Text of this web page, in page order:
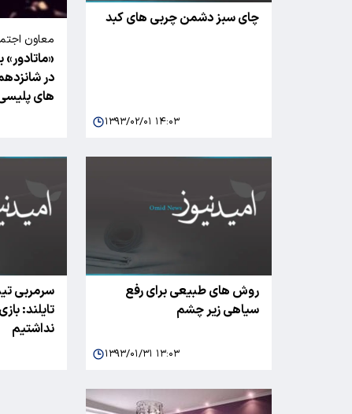
چای سبز دشمن چربی های کبد
۱۳۹۳/۰۲/۰۱ ۱۴:۰۳
معاون
در
های
روش های طبیعی برای رفع
سیاهی زیر چشم
۱۳۹۳/۰۱/۳۱ ۱۳:۰۳
سرمربی
تایلند:
نداشتیم